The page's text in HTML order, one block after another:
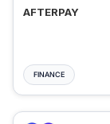
AFTERPAY
FINANCE